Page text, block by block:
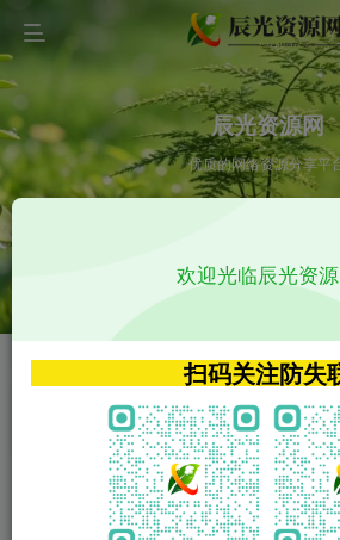
辰光资源网
优质的网络资源分享平
VIP特权介绍
VIP特权介绍
火
VIP特权介绍
欢迎光临辰光资
扫码关注防失